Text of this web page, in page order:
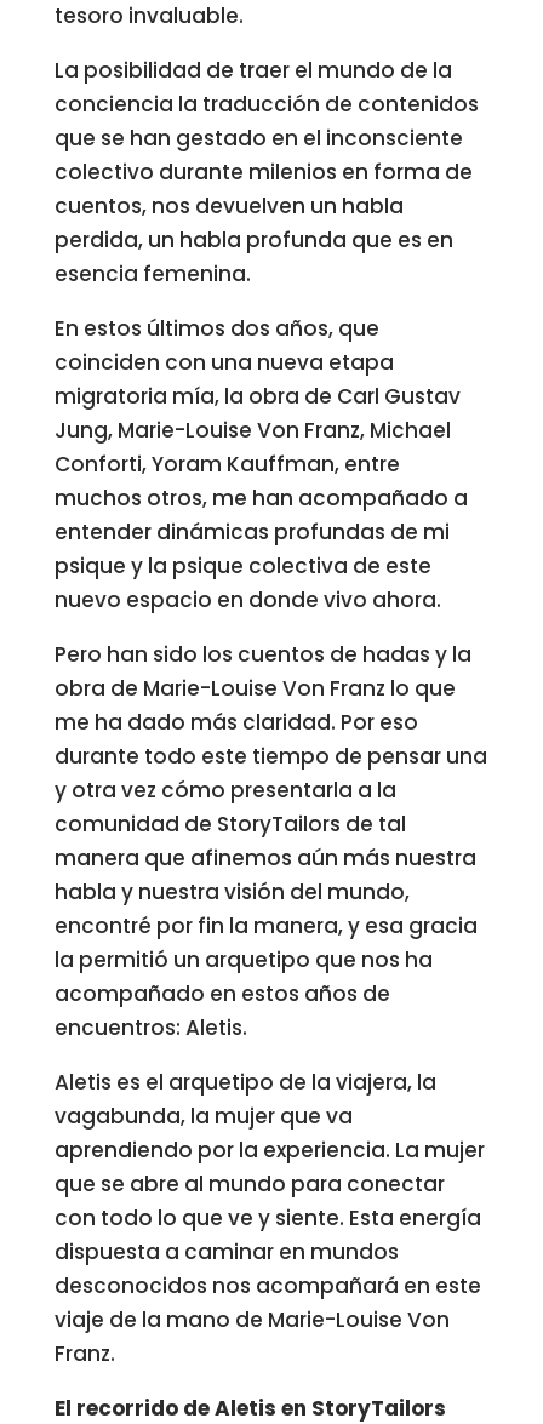
tesoro invaluable.
La posibilidad de traer el mundo de la
conciencia la traducción de contenidos
que se han gestado en el inconsciente
colectivo durante milenios en forma de
cuentos, nos devuelven un habla
perdida, un habla profunda que es en
esencia femenina.
En estos últimos dos años, que
coinciden con una nueva etapa
migratoria mía, la obra de Carl Gustav
Jung, Marie-Louise Von Franz, Michael
Conforti, Yoram Kauffman, entre
muchos otros, me han acompañado a
entender dinámicas profundas de mi
psique y la psique colectiva de este
nuevo espacio en donde vivo ahora.
Pero han sido los cuentos de hadas y la
obra de Marie-Louise Von Franz lo que
me ha dado más claridad. Por eso
durante todo este tiempo de pensar una
y otra vez cómo presentarla a la
comunidad de StoryTailors de tal
manera que afinemos aún más nuestra
habla y nuestra visión del mundo,
encontré por fin la manera, y esa gracia
la permitió un arquetipo que nos ha
acompañado en estos años de
encuentros: Aletis.
Aletis es el arquetipo de la viajera, la
vagabunda, la mujer que va
aprendiendo por la experiencia. La mujer
que se abre al mundo para conectar
con todo lo que ve y siente. Esta energía
dispuesta a caminar en mundos
desconocidos nos acompañará en este
viaje de la mano de Marie-Louise Von
Franz.
El recorrido de Aletis en StoryTailors